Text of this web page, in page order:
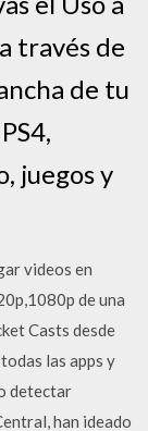
través de
de tu
juegos y
videos en
de una
Casts desde
las apps y
detectar
han ideado